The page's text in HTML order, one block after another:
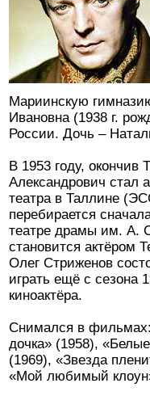
Мариинскую
Ивановна (1938 г.
России. Дочь –
В 1953 году,
Александрович стал
театра в Таллине
перебирается
театре драмы им. А.
становится актёром
Олег Стриженов
играть ещё с сезона
киноактёра.
Снимался в фильмах:
дочка» (1958),
(1969), «Звезда
«Мой любимый